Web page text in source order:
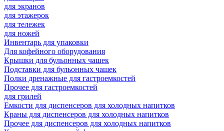
для экранов
для этажерок
для тележек
для ножей
Инвентарь для упаковки
Для кофейного оборудования
Крышки для бульонных чашек
Подставки для бульонных чашек
Полки дренажные для гастроемкостей
Прочее для гастроемкостей
для грилей
Емкости для диспенсеров для холодных напитков
Краны для диспенсеров для холодных напитков
Прочее для диспенсеров для холодных напитков